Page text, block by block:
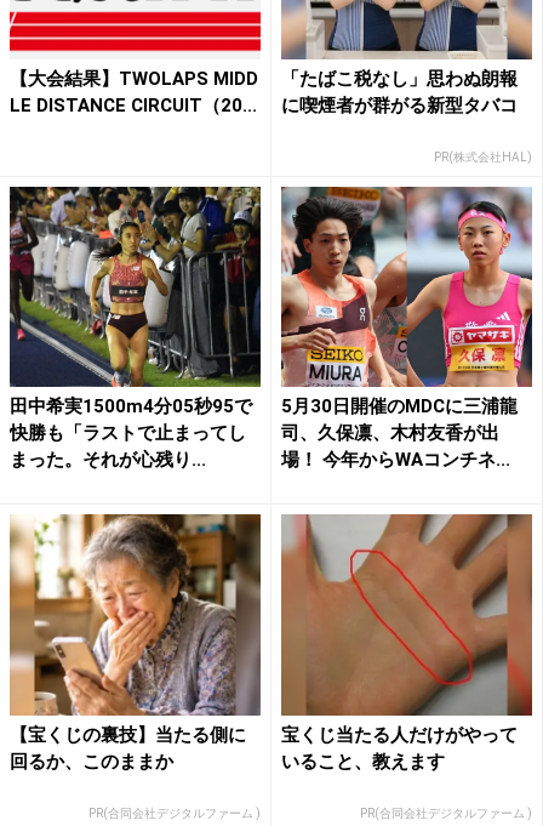
【大会結果】TWOLAPS MIDD
LE DISTANCE CIRCUIT（20...
「たばこ税なし」思わぬ朗報
に喫煙者が群がる新型タバコ
PR(株式会社HAL)
田中希実1500m4分05秒95で
快勝も「ラストで止まってし
まった。それが心残り...
5月30日開催のMDCに三浦龍
司、久保凛、木村友香が出
場！ 今年からWAコンチネ...
【宝くじの裏技】当たる側に
回るか、このままか
PR(合同会社デジタルファーム )
宝くじ当たる人だけがやって
いること、教えます
PR(合同会社デジタルファーム )